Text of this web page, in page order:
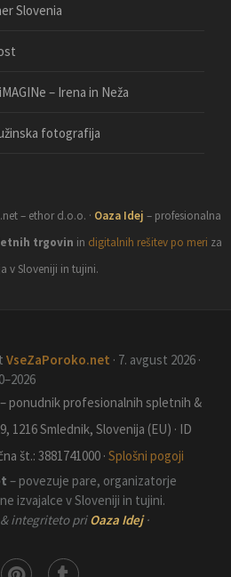
Slovenia
– Irena in Neža
fotografija
– ethor d.o.o. · Oaza Idej – profesionalna
trgovin in digitalnih rešitev po meri za
v Sloveniji in tujini.
VseZaPoroko.net · 7. avgust 2026 ·
– ponudnik profesionalnih spletnih &
1216 Smlednik, Slovenija (EU) · ID
št.: 3881741000 · Splošni pogoji
– povezuje pare, organizatorje
izvajalce v Sloveniji in tujini.
integriteto priOaza Idej·